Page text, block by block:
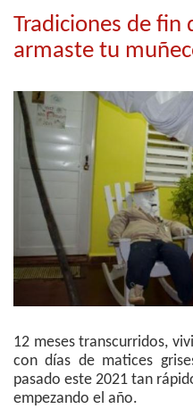
Tradiciones de fin
armaste tu
12 meses transcurridos,
con días de matices
pasado este 2021 tan
empezando el año.